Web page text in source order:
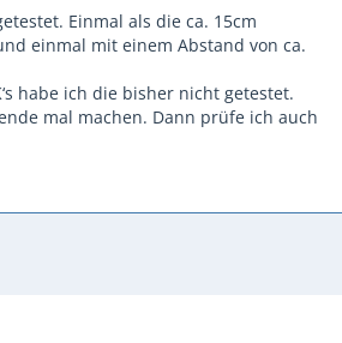
Einmal als die ca. 15cm
einmal mit einem Abstand von ca.
habe ich die bisher nicht getestet.
mal machen. Dann prüfe ich auch